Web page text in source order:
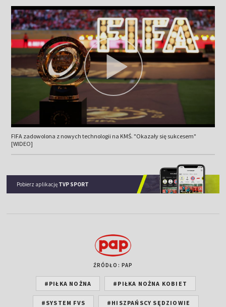
FIFA zadowolona z nowych technologii na KMŚ. "Okazały się sukcesem"
[WIDEO]
Pobierz aplikację TVP SPORT
ŹRÓDŁO: PAP
#PIŁKA NOŻNA #PIŁKA NOŻNA KOBIET
#SYSTEM FVS #HISZPAŃSCY SĘDZIOWIE